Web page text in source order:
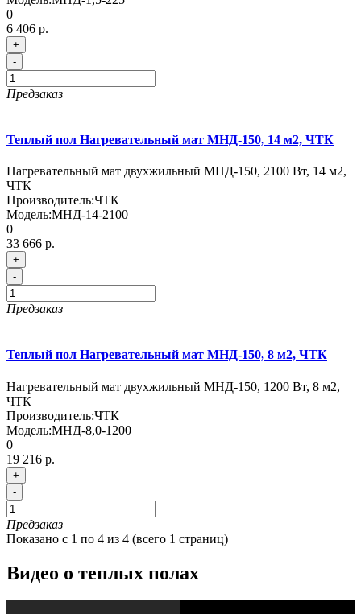
0
6 406 р.
+
-
Предзаказ
Теплый пол Нагревательный мат МНД-150, 14 м2, ЧТК
Нагревательный мат двухжильный МНД-150, 2100 Вт, 14 м2,
ЧТК
Производитель:ЧТК
Модель:МНД-14-2100
0
33 666 р.
+
-
Предзаказ
Теплый пол Нагревательный мат МНД-150, 8 м2, ЧТК
Нагревательный мат двухжильный МНД-150, 1200 Вт, 8 м2,
ЧТК
Производитель:ЧТК
Модель:МНД-8,0-1200
0
19 216 р.
+
-
Предзаказ
Показано с 1 по 4 из 4 (всего 1 страниц)
Видео о теплых полах